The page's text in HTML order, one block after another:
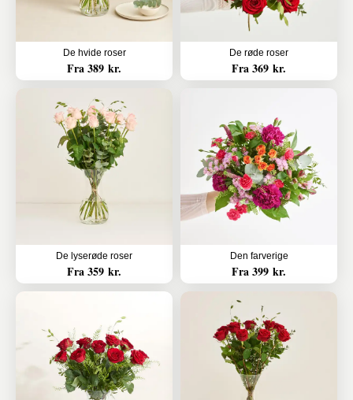
De hvide roser
Fra 389 kr.
De røde roser
Fra 369 kr.
De lyserøde roser
Fra 359 kr.
Den farverige
Fra 399 kr.